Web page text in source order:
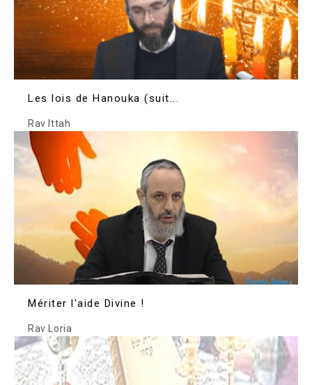
Les lois de Hanouka (suit...
Rav Ittah
Mériter l'aide Divine !
Rav Loria